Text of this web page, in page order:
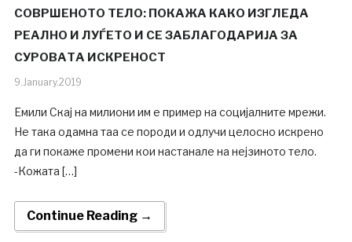
СОВРШЕНОТО ТЕЛО: ПОКАЖА КАКО ИЗГЛЕДА
РЕАЛНО И ЛУЃЕТО И СЕ ЗАБЛАГОДАРИЈА ЗА
СУРОВАТА ИСКРЕНОСТ
9.January.2019
Емили Скај на милиони им е пример на социјалните мрежи.
Не така одамна таа се породи и одлучи целосно искрено
да ги покаже промени кои настанале на нејзиното тело.
-Кожата […]
Continue Reading →